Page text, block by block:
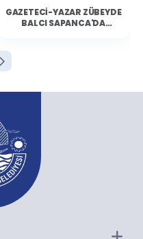
GAZETECI-YAZAR ZÜBEYDE
BALCI SAPANCA'DA